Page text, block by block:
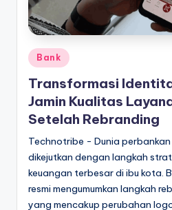
Posted
in
Bank
Transformasi
Jamin Kualitas
Setelah Rebranding
Technotribe - Dunia perbankan
dikejutkan dengan langkah
keuangan terbesar di ibu kota.
resmi mengumumkan langkah
yang mencakup perubahan